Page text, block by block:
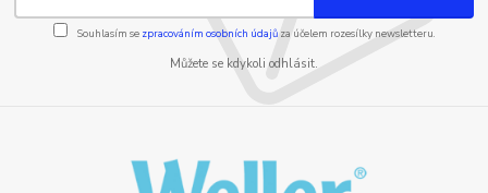
Souhlasím se zpracováním osobních údajůza účelem rozesílky newsletteru.
Můžete se kdykoli odhlásit.